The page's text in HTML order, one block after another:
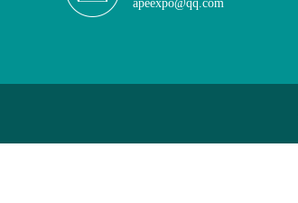
apeexpo@qq.com